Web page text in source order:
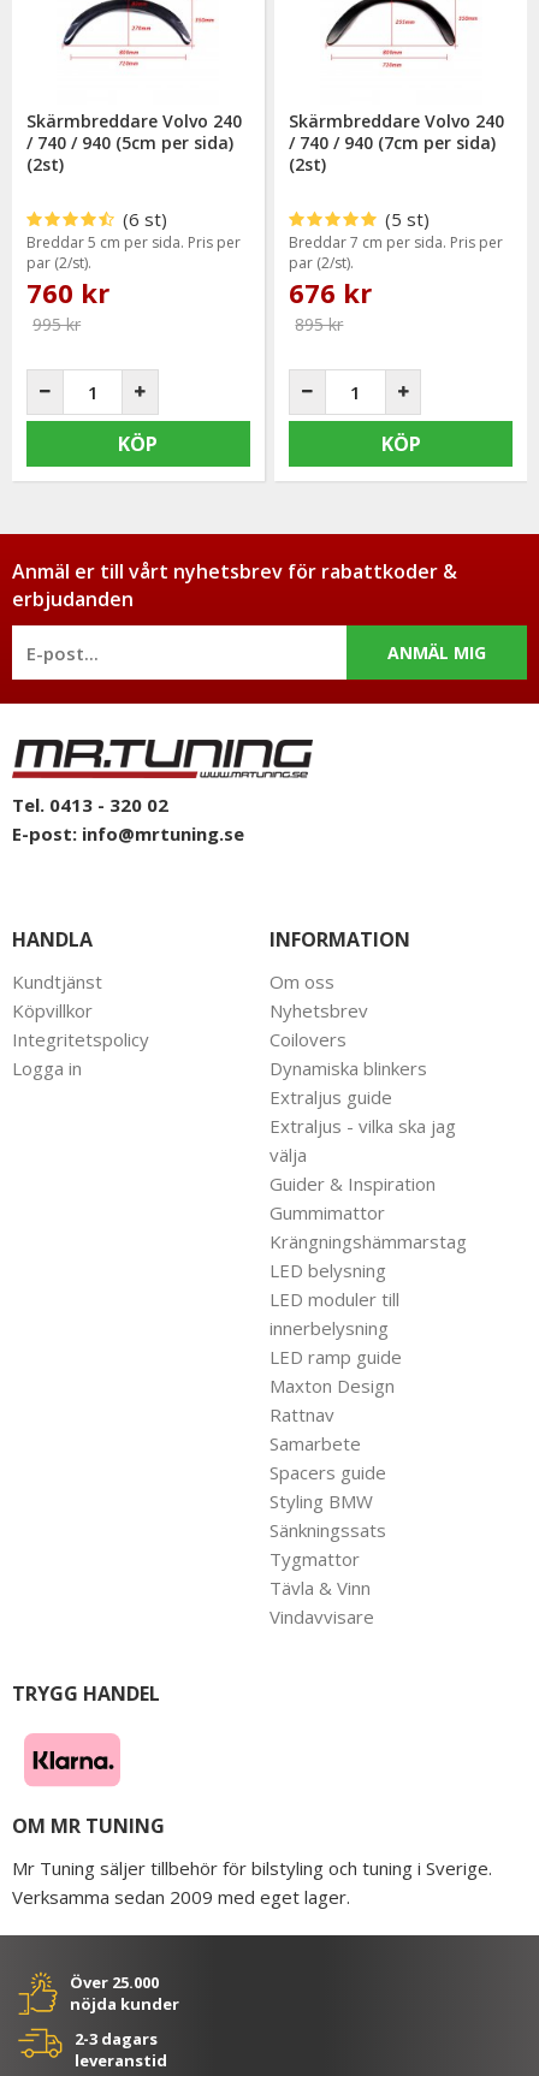
Skärmbreddare Volvo 240
/ 740 / 940 (5cm per sida)
(2st)
(6 st)
Breddar 5 cm per sida. Pris per
par (2/st).
760 kr
995 kr
KÖP
Skärmbreddare Volvo 240
/ 740 / 940 (7cm per sida)
(2st)
(5 st)
Breddar 7 cm per sida. Pris per
par (2/st).
676 kr
895 kr
KÖP
Anmäl er till vårt nyhetsbrev för rabattkoder &
erbjudanden
ANMÄL MIG
Tel. 0413 - 320 02
E-post: info@mrtuning.se
HANDLA
Kundtjänst
Köpvillkor
Integritetspolicy
Logga in
INFORMATION
Om oss
Nyhetsbrev
Coilovers
Dynamiska blinkers
Extraljus guide
Extraljus - vilka ska jag
välja
Guider & Inspiration
Gummimattor
Krängningshämmarstag
LED belysning
LED moduler till
innerbelysning
LED ramp guide
Maxton Design
Rattnav
Samarbete
Spacers guide
Styling BMW
Sänkningssats
Tygmattor
Tävla & Vinn
Vindavvisare
TRYGG HANDEL
OM MR TUNING
Mr Tuning säljer tillbehör för bilstyling och tuning i Sverige.
Verksamma sedan 2009 med eget lager.
Över 25.000
nöjda kunder
2-3 dagars
leveranstid